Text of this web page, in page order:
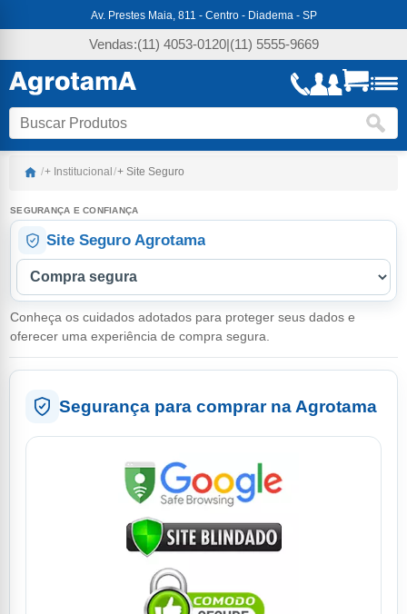
Av. Prestes Maia, 811 - Centro - Diadema - SP
Vendas:(11) 4053-0120|(11) 5555-9669
/+ Institucional /+ Site Seguro
SEGURANÇA E CONFIANÇA
Site Seguro Agrotama
Navegar pelas seções
Conheça os cuidados adotados para proteger seus dados e
oferecer uma experiência de compra segura.
Segurança para comprar na Agrotama